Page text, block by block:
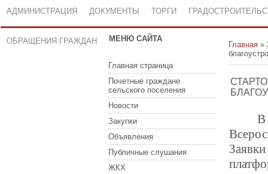
АДМИНИСТРАЦИЯ ДОКУМЕНТЫ ТОРГИ
ОБРАЩЕНИЯ ГРАЖДАН МЕНЮ САЙТА
Главная страница
Почетные граждане
сельского поселения
Новости
Закупки
Объявления
Публичные слушания
ЖКХ
Главная »
В